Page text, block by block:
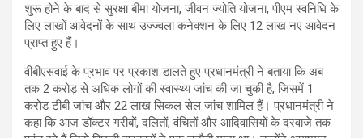
शुरू होने के बाद से सुरक्षा बीमा योजना, जीवन ज्योति योजना, पीएम स्वनिधि के
लिए लाखों आवेदनों के साथ उज्ज्वला कनेक्शन के लिए 12 लाख नए आवेदन
प्राप्त हुए हैं।
वीबीएसवाई के प्रभाव पर प्रकाश डालते हुए प्रधानमंत्री ने बताया कि अब
तक 2 करोड़ से अधिक लोगों की स्वास्थ्य जांच की जा चुकी है, जिसमें 1
करोड़ टीबी जांच और 22 लाख सिकल सेल जांच शामिल हैं। प्रधानमंत्री ने
कहा कि आज डॉक्टर गरीबों, दलितों, वंचितों और आदिवासियों के दरवाजे तक